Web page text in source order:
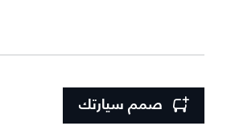
صمم سيارتك